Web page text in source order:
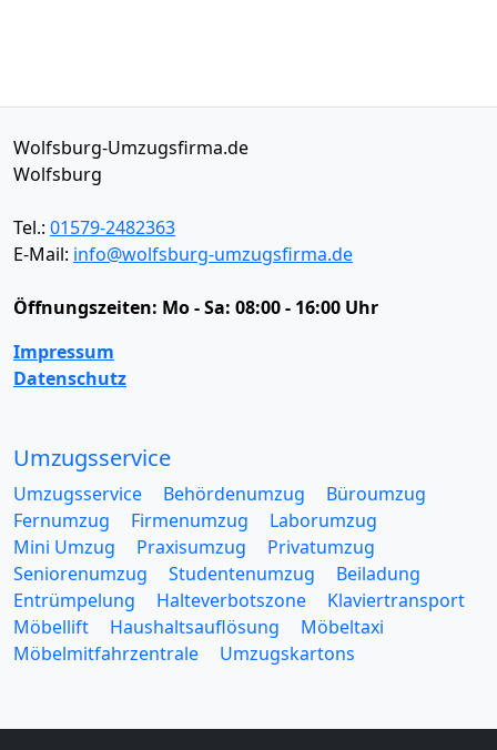
Wolfsburg-Umzugsfirma.de
Wolfsburg
Tel.: 01579-2482363
E-Mail: info@wolfsburg-umzugsfirma.de
Öffnungszeiten: Mo - Sa: 08:00 - 16:00 Uhr
Impressum
Datenschutz
Umzugsservice
Umzugsservice Behördenumzug
Büroumzug
Fernumzug
Firmenumzug
Laborumzug
Mini Umzug
Praxisumzug
Privatumzug
Seniorenumzug
Studentenumzug
Beiladung
Entrümpelung
Halteverbotszone
Klaviertransport
Möbellift
Haushaltsauflösung
Möbeltaxi
Möbelmitfahrzentrale
Umzugskartons